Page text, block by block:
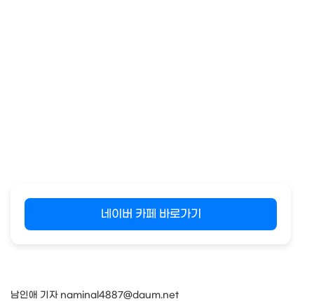
네이버 카페 바로가기
남인애 기자 naminal4887@daum.net